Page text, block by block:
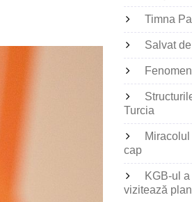
Timna
Salvat
Turcia
cap
KGB-ul
vizitează